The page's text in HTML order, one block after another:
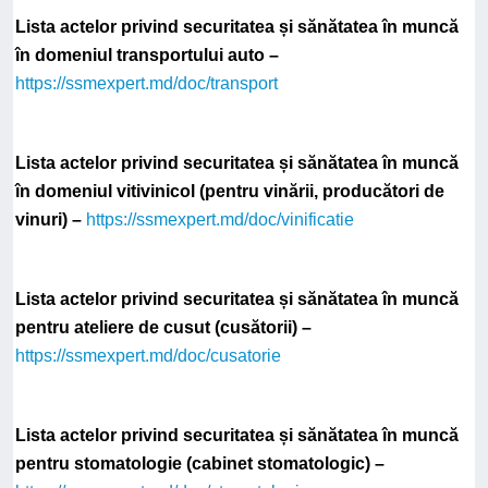
Lista actelor privind securitatea și sănătatea în muncă
în domeniul transportului auto –
https://ssmexpert.md/doc/transport
Lista actelor privind securitatea și sănătatea în muncă
în domeniul vitivinicol (pentru vinării, producători de
vinuri) – https://ssmexpert.md/doc/vinificatie
Lista actelor privind securitatea și sănătatea în muncă
pentru ateliere de cusut (cusătorii) –
https://ssmexpert.md/doc/cusatorie
Lista actelor privind securitatea și sănătatea în muncă
pentru stomatologie (cabinet stomatologic) –